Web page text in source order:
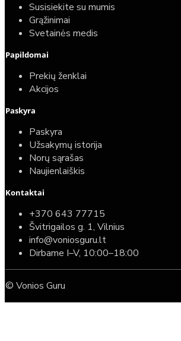
Susisiekite su mumis
Grąžinimai
Svetainės medis
Papildomai
Prekių ženklai
Akcijos
Paskyra
Paskyra
Užsakymų istorija
Norų sąrašas
Naujienlaiškis
Kontaktai
+370 643 77715
Švitrigailos g. 1, Vilnius
info@voniosguru.lt
Dirbame I–V, 10:00–18:00
© Vonios Guru